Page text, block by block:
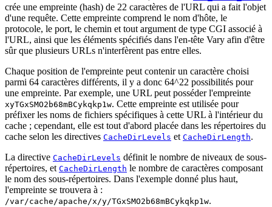
crée une empreinte (hash) de 22 caractères de l'URL qui a fait l'objet
d'une requête. Cette empreinte comprend le nom d'hôte, le
protocole, le port, le chemin et tout argument de type CGI associé à
l'URL, ainsi que les éléments spécifiés dans l'en-tête Vary afin d'être
sûr que plusieurs URLs n'interfèrent pas entre elles.
Chaque position de l'empreinte peut contenir un caractère choisi
parmi 64 caractères différents, il y a donc 64^22 possibilités pour
une empreinte. Par exemple, une URL peut posséder l'empreinte
xyTGxSMO2b68mBCykqkp1w. Cette empreinte est utilisée pour
préfixer les noms de fichiers spécifiques à cette URL à l'intérieur du
cache ; cependant, elle est tout d'abord placée dans les répertoires du
cache selon les directives CacheDirLevels et CacheDirLength.
La directive CacheDirLevels définit le nombre de niveaux de sous-
répertoires, et CacheDirLength le nombre de caractères composant
le nom des sous-répertoires. Dans l'exemple donné plus haut,
l'empreinte se trouvera à :
/var/cache/apache/x/y/TGxSMO2b68mBCykqkp1w.